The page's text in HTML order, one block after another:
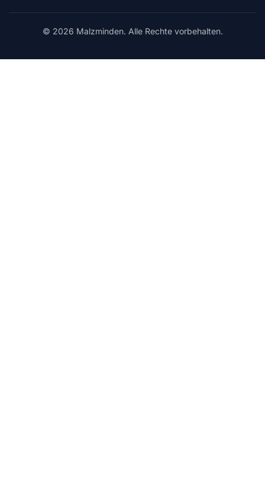
© 2026 Malzminden. Alle Rechte vorbehalten.